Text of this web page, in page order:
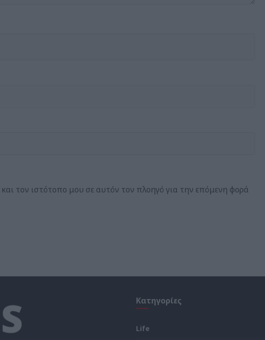
τον ιστότοπο μου σε αυτόν τον πλοηγό για την επόμενη φορά
Κατηγορίες
Life